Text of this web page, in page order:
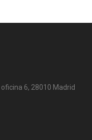
6, 28010 Madrid